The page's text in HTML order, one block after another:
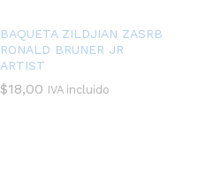
BAQUETA ZILDJIAN ZASRB
RONALD BRUNER JR
ARTIST
$18,00 IVA incluido